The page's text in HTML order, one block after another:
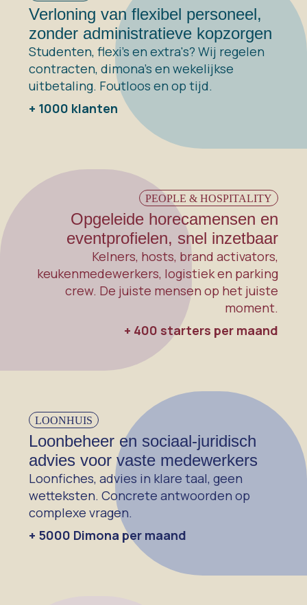
Verloning van flexibel personeel,
zonder administratieve kopzorgen
Studenten, flexi's en extra's? Wij regelen
contracten, dimona's en wekelijkse
uitbetaling. Foutloos en op tijd.
+ 1000 klanten
PEOPLE & HOSPITALITY
Opgeleide horecamensen en
eventprofielen, snel inzetbaar
Kelners, hosts, brand activators,
keukenmedewerkers, logistiek en parking
crew. De juiste mensen op het juiste
moment.
+ 400 starters per maand
LOONHUIS
Loonbeheer en sociaal-juridisch
advies voor vaste medewerkers
Loonfiches, advies in klare taal, geen
wetteksten. Concrete antwoorden op
complexe vragen.
+ 5000 Dimona per maand